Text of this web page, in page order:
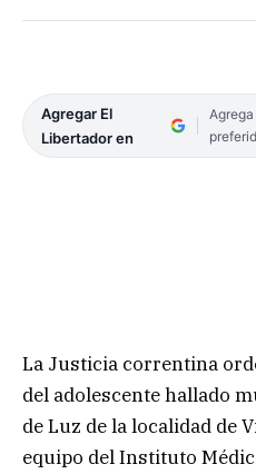
Agregar El
Libertador en
La Justicia correntina
del adolescente hallado
de Luz de la localidad de
equipo del Instituto